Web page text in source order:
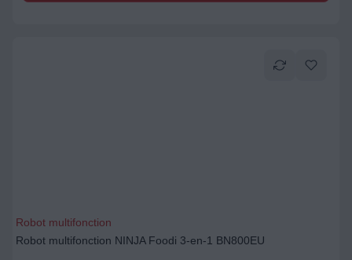
Robot multifonction
Robot multifonction NINJA Foodi 3-en-1 BN800EU